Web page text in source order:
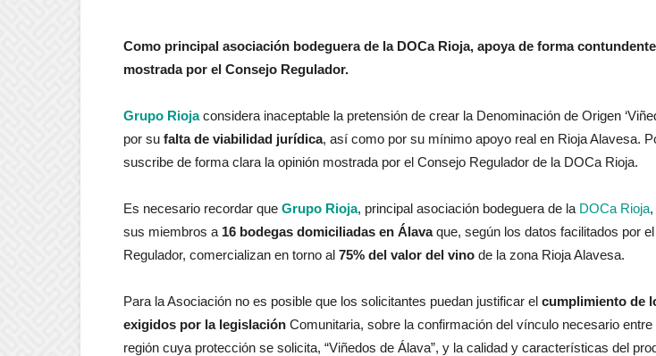
Como principal asociación bodeguera de la DOCa Rioja, apoya de forma
mostrada por el Consejo Regulador.
Grupo Riojaconsidera inaceptable la pretensión de crear la Denominación de Origen
por su falta de viabilidad jurídica, así como por su mínimo apoyo real en Rioja Alavesa.
suscribe de forma clara la opinión mostrada por el Consejo Regulador de la DOCa Rioja.
Es necesario recordar que Grupo Rioja, principal asociación bodeguera de la DOCa Rioja
sus miembros a 16 bodegas domiciliadas en Álavaque, según los datos facilitados por
Regulador, comercializan en torno al 75% del valor del vino de la zona Rioja Alavesa.
Para la Asociación no es posible que los solicitantes puedan justificar el cumplimiento de
exigidos por la legislación Comunitaria, sobre la confirmación del vínculo necesario entre
región cuya protección se solicita, “Viñedos de Álava”, y la calidad y características del